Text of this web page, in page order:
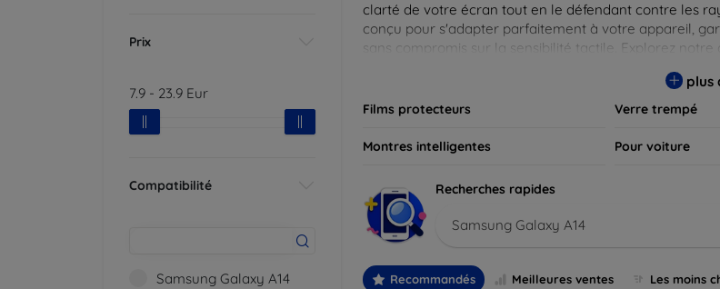
Prix
7.9 - 23.9 Eur
Compatibilité
Samsung Galaxy A14
clarté de votre écran tout en le défendant contre les
conçu pour s'adapter parfaitement à votre appareil,
sans compromis sur la sensibilité tactile. Explorez
plus
Films protecteurs Verre trempé
Montres intelligentes Pour voiture
Recherches rapides
Samsung Galaxy A14
Recommandés Meilleures ventes Les moins